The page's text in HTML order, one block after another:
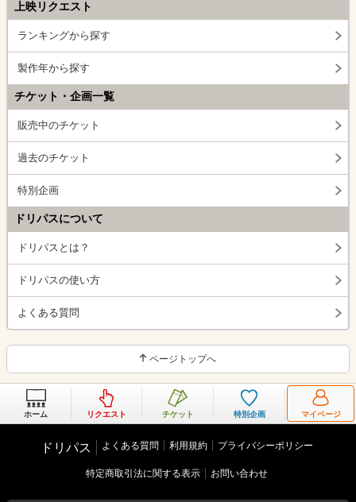
上映リクエスト
ランキングから探す
製作年から探す
チケット・企画一覧
販売中のチケット
過去のチケット
特別企画
ドリパスについて
ドリパスとは？
ドリパスの使い方
よくある質問
ページトップへ
ホーム リクエスト チケット 特別企画 マイページ
ドリパス よくある質問 利用規約 プライバシーポリシー
特定商取引法に関する表示 お問い合わせ